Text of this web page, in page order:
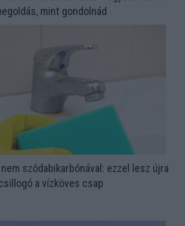
mint gondolnád
szódabikarbónával: ezzel lesz újra
a vízköves csap